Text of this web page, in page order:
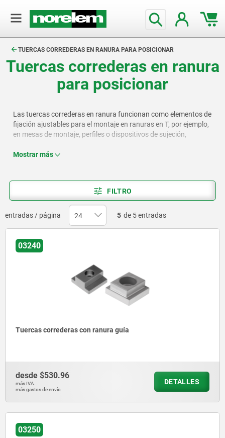
TUERCAS CORREDERAS EN RANURA PARA POSICIONAR
Tuercas correderas en ranura
para posicionar
Las tuercas correderas en ranura funcionan como elementos de
fijación ajustables para el montaje en ranuras en T, por ejemplo,
en mesas de montaje, perfiles o dispositivos de sujeción,
otros componentes. Se ofrecen en varios diseños, lo que las
Mostrar más
FILTRO
entradas / página 5 de 5 entradas
03240
Tuercas correderas con ranura guía
desde $530.96
más IVA.
más gastos de envío
DETALLES
03250